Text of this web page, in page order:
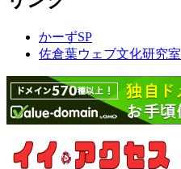
かーずSP
佐倉葉ウェブ文化研究室